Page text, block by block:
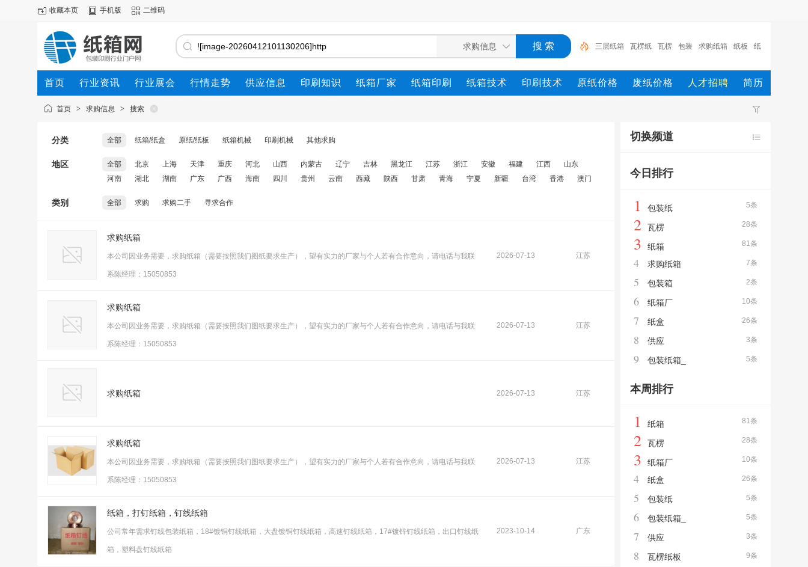
收藏本页 手机版 二维码
三层纸箱 瓦楞纸 瓦楞 包装 求购纸箱 纸板 纸
箱厂 瓦楞纸板 瓦楞纸箱 纸箱
首页 行业资讯 行业展会 行情走势 供应信息 印刷知识 纸箱厂家 纸箱印刷 纸箱技术 印刷技术 原纸价格 废纸价格 人才招聘 简历
首页 > 求购信息 > 搜索
分类 全部 纸箱/纸盒 原纸/纸板 纸箱机械 印刷机械 其他求购
地区 全部 北京 上海 天津 重庆 河北 山西 内蒙古 辽宁 吉林 黑龙江 江苏 浙江 安徽 福建 江西
山东
河南
湖北 湖南 广东 广西 海南 四川 贵州 云南 西藏 陕西 甘肃 青海 宁夏 新疆 台湾 香港 澳门
类别 全部 求购 求购二手 寻求合作
求购纸箱
本公司因业务需要，求购纸箱（需要按照我们图纸要求生产），望有实力的厂家与个人若有合作意向，请电话与我联
系陈经理：15050853
2026-07-13 江苏
求购纸箱
本公司因业务需要，求购纸箱（需要按照我们图纸要求生产），望有实力的厂家与个人若有合作意向，请电话与我联
系陈经理：15050853
2026-07-13 江苏
求购纸箱 2026-07-13 江苏
求购纸箱
本公司因业务需要，求购纸箱（需要按照我们图纸要求生产），望有实力的厂家与个人若有合作意向，请电话与我联
系陈经理：15050853
2026-07-13 江苏
纸箱，打钉纸箱，钉线纸箱
公司常年需求钉线包装纸箱，18#镀铜钉线纸箱，大盘镀铜钉线纸箱，高速钉线纸箱，17#镀锌钉线纸箱，出口钉线纸
箱，塑料盘钉线纸箱
2023-10-14 广东
切换频道
今日排行
5条
1 包装纸
28条
2 瓦楞
81条
3 纸箱
7条
4 求购纸箱
2条
5 包装箱
10条
6 纸箱厂
26条
7 纸盒
3条
8 供应
5条
9 包装纸箱_
本周排行
81条
1 纸箱
28条
2 瓦楞
10条
3 纸箱厂
26条
4 纸盒
5条
5 包装纸
5条
6 包装纸箱_
3条
7 供应
9条
8 瓦楞纸板